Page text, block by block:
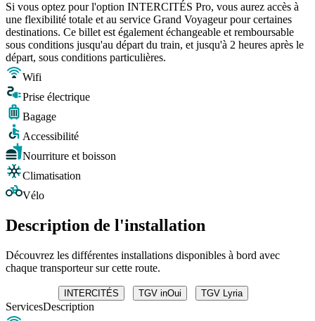
Si vous optez pour l'option INTERCITÉS Pro, vous aurez accès à
une flexibilité totale et au service Grand Voyageur pour certaines
destinations. Ce billet est également échangeable et remboursable
sous conditions jusqu'au départ du train, et jusqu'à 2 heures après le
départ, sous conditions particulières.
Wifi
Prise électrique
Bagage
Accessibilité
Nourriture et boisson
Climatisation
Vélo
Description de l'installation
Découvrez les différentes installations disponibles à bord avec
chaque transporteur sur cette route.
INTERCITÉS TGV inOui TGV Lyria
ServicesDescription